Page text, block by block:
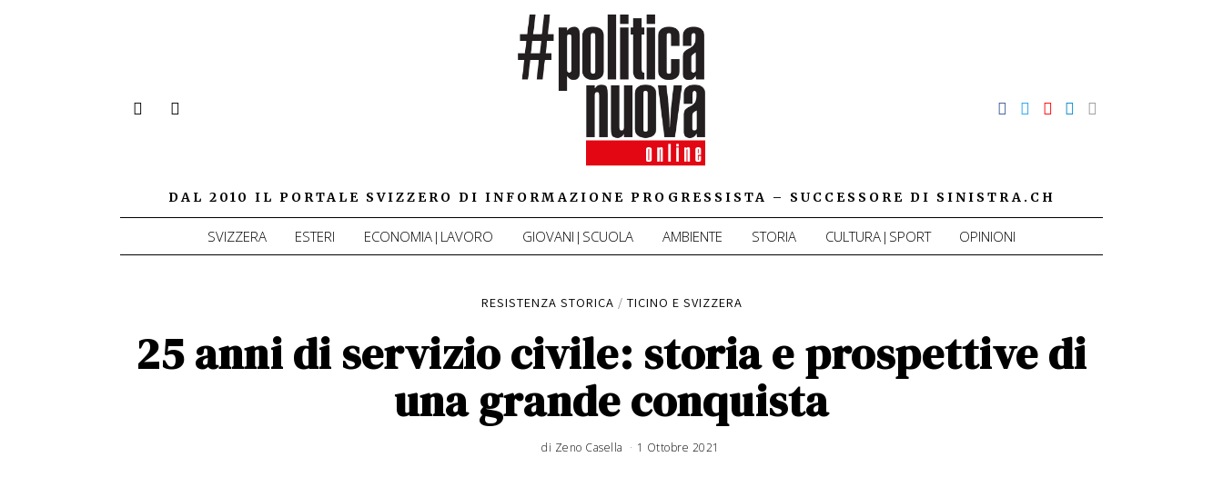
DAL 2010 IL PORTALE SVIZZERO DI INFORMAZIONE PROGRESSISTA – SUCCESSORE DI SINISTRA.CH
SVIZZERA ESTERI ECONOMIA|LAVORO GIOVANI|SCUOLA AMBIENTE STORIA CULTURA|SPORT OPINIONI
RESISTENZA STORICA / TICINO E SVIZZERA
25 anni di servizio civile: storia e prospettive di
una grande conquista
di Zeno Casella 1 Ottobre 2021